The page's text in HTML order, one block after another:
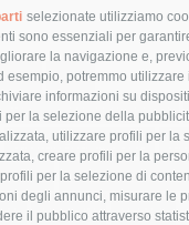
selezionate utilizziamo
sono essenziali per
la navigazione e,
esempio, potremmo utilizzare
informazioni su
per la selezione della
utilizzare profili per la
creare profili per la
per la selezione di
degli annunci, misurare le
il pubblico attraverso
anas
di punta campanella
capitaneria di porto
stabia
circumvesuviana
concerto
contagi